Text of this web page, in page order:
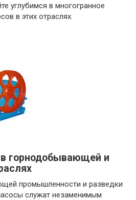
углубимся в многогранное
в этих отраслях.
горнодобывающей и
промышленности и разведки
служат незаменимым